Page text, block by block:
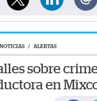
NOTICIAS / ALERTAS
sobre
en